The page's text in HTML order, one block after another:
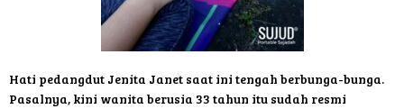
Hati pedangdut Jenita Janet saat ini tengah berbunga-bunga.
Pasalnya, kini wanita berusia 33 tahun itu sudah resmi